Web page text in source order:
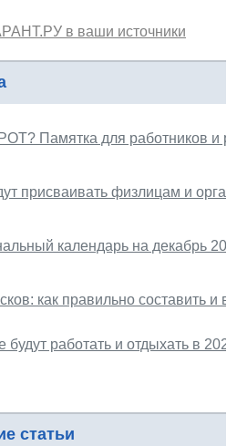
в ваши источники
Памятка для работников и
присваивать физлицам и
календарь на декабрь
как правильно составить и
будут работать и отдыхать в
статьи